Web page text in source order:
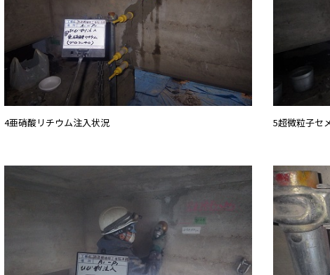
4亜硝酸リチウム注入状況 5超微粒子セ